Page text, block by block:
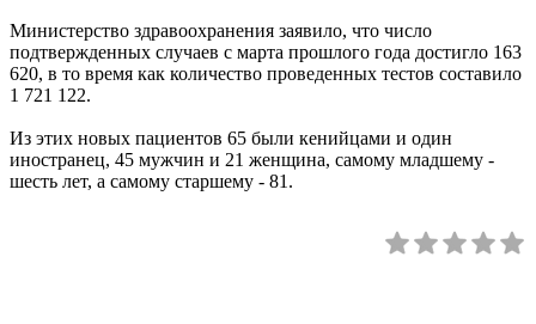
Министерство здравоохранения заявило, что число
подтвержденных случаев с марта прошлого года достигло 163
620, в то время как количество проведенных тестов составило
1 721 122.
Из этих новых пациентов 65 были кенийцами и один
иностранец, 45 мужчин и 21 женщина, самому младшему -
шесть лет, а самому старшему - 81.